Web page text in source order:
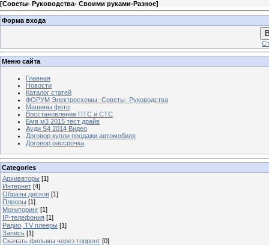
[Советы- Руководства- Своими руками-Разное]
Форма входа
Меню сайта
Главная
Новости
Каталог статей
ФОРУМ Электросхемы -Советы- Руководства
Машины фото
Восстановление ПТС и СТС
Бмв м3 2015 тест драйв
Ауди S4 2014 Видео
Договор купли продажи автомобиля
Договор рассрочка
Categories
Архиваторы [1]
Интернет [4]
Образы дисков [1]
Плееры [1]
Мониторинг [1]
IP-телефония [1]
Радио, TV плееры [1]
Запись [1]
Скачать фильмы через торрент [0]